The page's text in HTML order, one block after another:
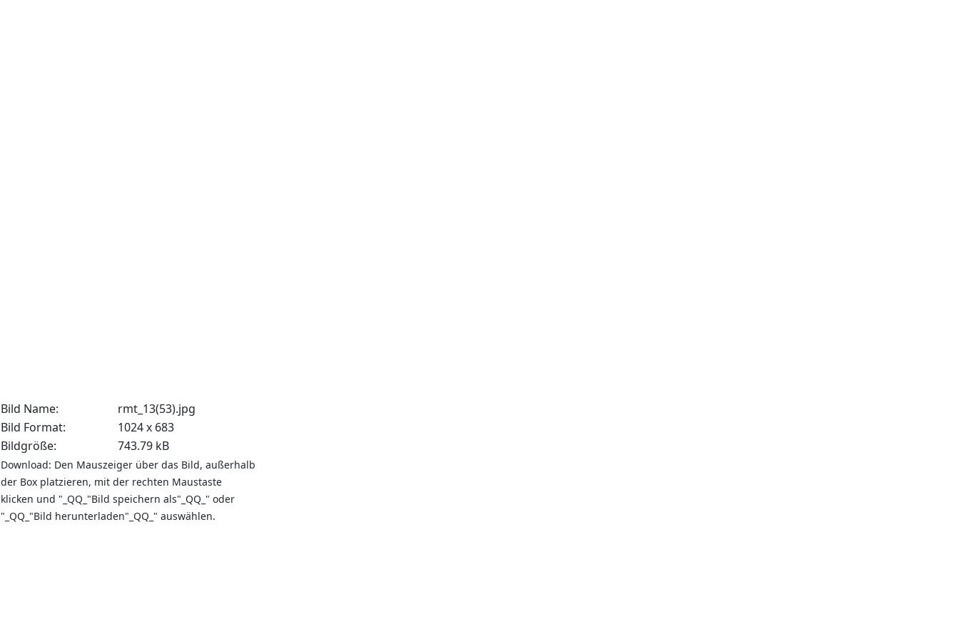
Bild Name:
rmt_13(53).jpg
Bild Format:
1024 x 683
Bildgröße:
743.79 kB
Download: Den Mauszeiger über das Bild, außerhalb
der Box platzieren, mit der rechten Maustaste
klicken und "_QQ_"Bild speichern als"_QQ_" oder
"_QQ_"Bild herunterladen"_QQ_" auswählen.